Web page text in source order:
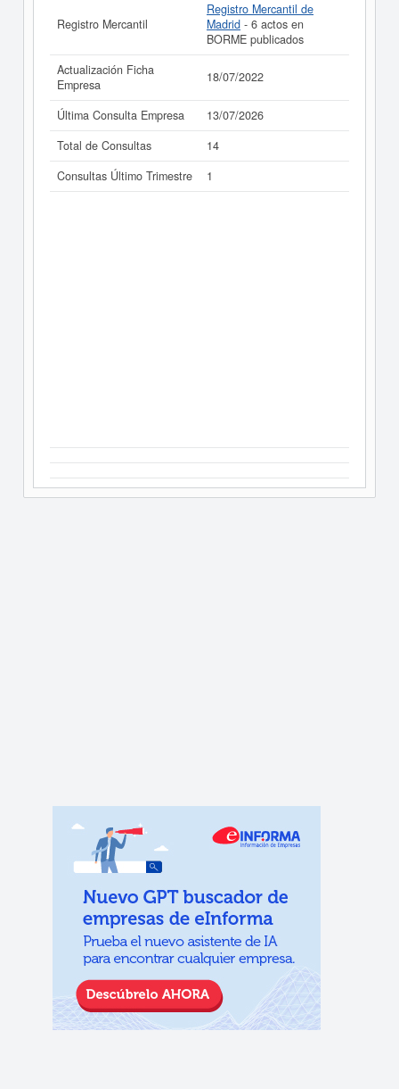
Registro Mercantil
Registro Mercantil de
Madrid - 6 actos en
BORME publicados
Actualización Ficha
Empresa
18/07/2022
Última Consulta Empresa
13/07/2026
Total de Consultas
14
Consultas Último Trimestre
1